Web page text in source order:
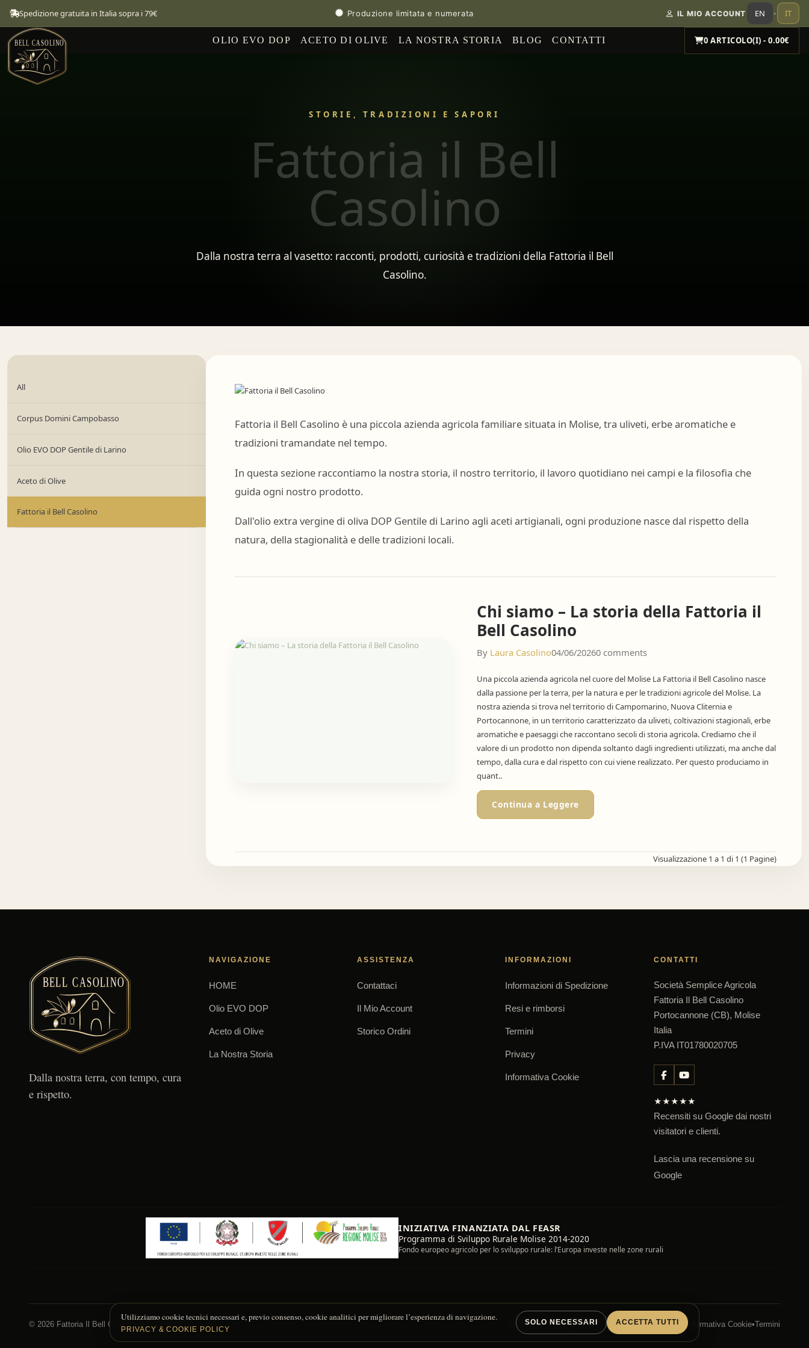
Spedizione gratuita in Italia sopra i 79€ Produzione limitata e numerata IL MIO ACCOUNT EN • IT
OLIO EVO DOP ACETO DI OLIVE LA NOSTRA STORIA BLOG CONTATTI 0 ARTICOLO(I) - 0.00€
STORIE, TRADIZIONI E SAPORI
Fattoria il Bell
Casolino
Dalla nostra terra al vasetto: racconti, prodotti, curiosità e tradizioni della Fattoria il Bell
Casolino.
All
Corpus Domini Campobasso
Olio EVO DOP Gentile di Larino
Aceto di Olive
Fattoria il Bell Casolino
Fattoria il Bell Casolino è una piccola azienda agricola familiare situata in Molise, tra uliveti, erbe aromatiche e
tradizioni tramandate nel tempo.
In questa sezione raccontiamo la nostra storia, il nostro territorio, il lavoro quotidiano nei campi e la filosofia che
guida ogni nostro prodotto.
Dall'olio extra vergine di oliva DOP Gentile di Larino agli aceti artigianali, ogni produzione nasce dal rispetto della
natura, della stagionalità e delle tradizioni locali.
Chi siamo – La storia della Fattoria il
Bell Casolino
By Laura Casolino04/06/20260 comments
Una piccola azienda agricola nel cuore del Molise La Fattoria il Bell Casolino nasce
dalla passione per la terra, per la natura e per le tradizioni agricole del Molise. La
nostra azienda si trova nel territorio di Campomarino, Nuova Cliternia e
Portocannone, in un territorio caratterizzato da uliveti, coltivazioni stagionali, erbe
aromatiche e paesaggi che raccontano secoli di storia agricola. Crediamo che il
valore di un prodotto non dipenda soltanto dagli ingredienti utilizzati, ma anche dal
tempo, dalla cura e dal rispetto con cui viene realizzato. Per questo produciamo in
quant..
Continua a Leggere
Visualizzazione 1 a 1 di 1 (1 Pagine)
Dalla nostra terra, con tempo, cura
e rispetto.
NAVIGAZIONE
HOME
Olio EVO DOP
Aceto di Olive
La Nostra Storia
ASSISTENZA
Contattaci
Il Mio Account
Storico Ordini
INFORMAZIONI
Informazioni di Spedizione
Resi e rimborsi
Termini
Privacy
Informativa Cookie
CONTATTI
Società Semplice Agricola
Fattoria Il Bell Casolino
Portocannone (CB), Molise
Italia
P.IVA IT01780020705
★★★★★
Recensiti su Google dai nostri
visitatori e clienti.
Lascia una recensione su
Google
INIZIATIVA FINANZIATA DAL FEASR
Programma di Sviluppo Rurale Molise 2014-2020
Fondo europeo agricolo per lo sviluppo rurale: l’Europa investe nelle zone rurali
© 2026 Fattoria Il Bell Casolino — Molise, Italy Informazioni di Spedizione Resi e rimborsi Privacy Informativa Cookie•Termini
Utilizziamo cookie tecnici necessari e, previo consenso, cookie analitici per migliorare l’esperienza di navigazione.
PRIVACY & COOKIE POLICY
SOLO NECESSARI ACCETTA TUTTI